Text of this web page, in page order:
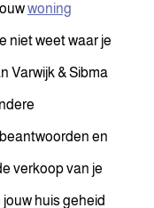
woning
niet weet waar je
Varwijk & Sibma
en
verkoop van je
huis geheid